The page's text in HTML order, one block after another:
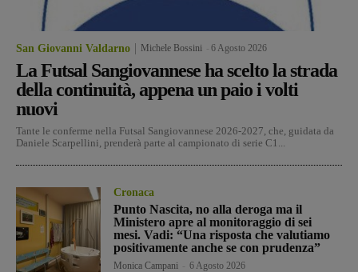
San Giovanni Valdarno Michele Bossini 6 Agosto 2026
La Futsal Sangiovannese ha scelto la strada
della continuità, appena un paio i volti
nuovi
Tante le conferme nella Futsal Sangiovannese 2026-2027, che, guidata da
Daniele Scarpellini, prenderà parte al campionato di serie C1...
Cronaca
Punto Nascita, no alla deroga ma il
Ministero apre al monitoraggio di sei
mesi. Vadi: “Una risposta che valutiamo
positivamente anche se con prudenza”
Monica Campani 6 Agosto 2026